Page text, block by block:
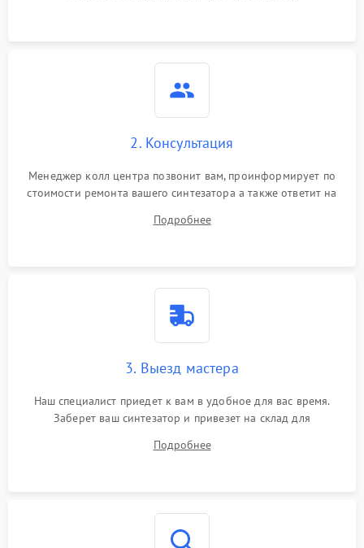
2. Консультация
Менеджер колл центра позвонит вам, проинформирует по
стоимости ремонта вашего синтезатора а также ответит на
Подробнее
3. Выезд мастера
Наш специалист приедет к вам в удобное для вас время.
Заберет ваш синтезатор и привезет на склад для
Подробнее